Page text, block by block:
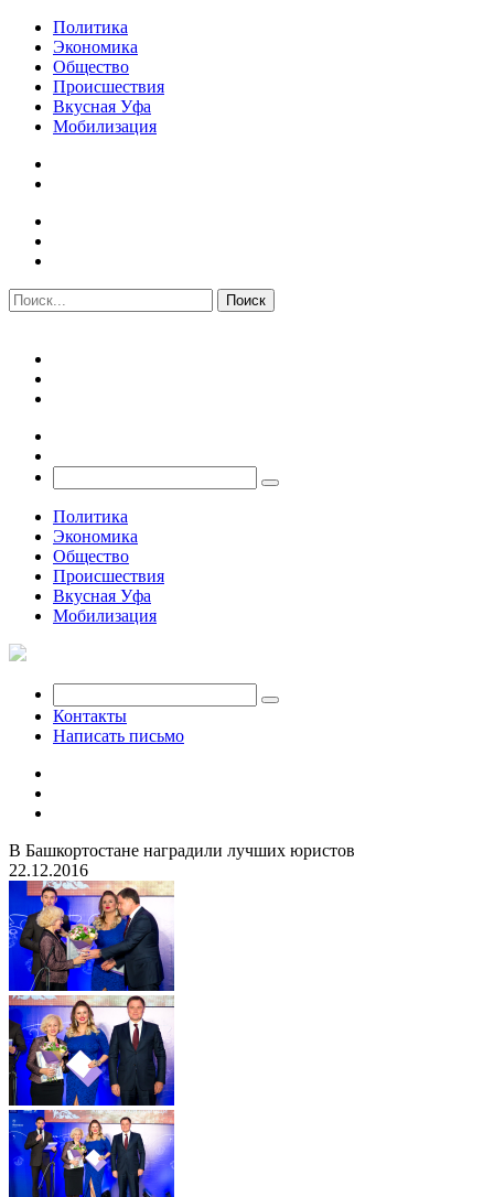
Политика
Экономика
Общество
Происшествия
Вкусная Уфа
Мобилизация
Политика
Экономика
Общество
Происшествия
Вкусная Уфа
Мобилизация
Контакты
Написать письмо
В Башкортостане наградили лучших юристов
22.12.2016